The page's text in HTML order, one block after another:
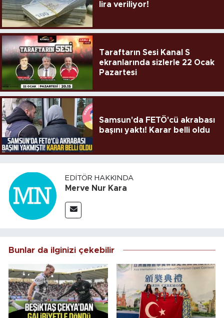
lira veriliyor!
Taraftarın Sesi Kanal S
ekranlarında sizlerle 22 Ocak
Pazartesi
Samsun'da FETÖ'cü akrabası
başını yaktı! Karar belli oldu
EDITÖR HAKKINDA
Merve Nur Kara
Bunlar da ilginizi çekebilir